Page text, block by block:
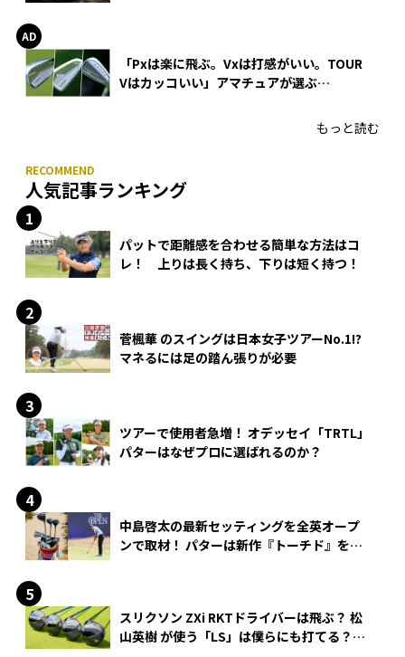
「Pxは楽に飛ぶ。Vxは打感がいい。TOUR
Vはカッコいい」アマチュアが選ぶ
もっと読む
人気記事ランキング
パットで距離感を合わせる簡単な方法はコ
レ！ 上りは長く持ち、下りは短く持つ！
菅楓華 のスイングは日本女子ツアーNo.1!?
マネるには足の踏ん張りが必要
ツアーで使用者急増！ オデッセイ「TRTL」
パターはなぜプロに選ばれるのか？
中島啓太の最新セッティングを全英オープ
ンで取材！ パターは新作『トーチド』を投
スリクソン ZXi RKTドライバーは飛ぶ？ 松
山英樹 が使う「LS」は僕らにも打てる？